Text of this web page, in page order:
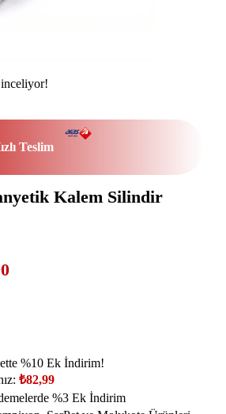
Teslim
Kalem Silindir
%10 Ek İndirim!
₺82,99
%3 Ek İndirim